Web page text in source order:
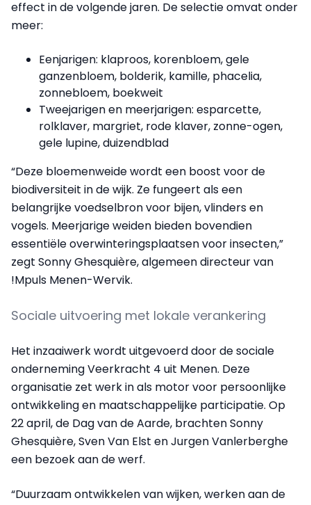
effect in de volgende jaren. De selectie omvat onder
meer:
Eenjarigen: klaproos, korenbloem, gele
ganzenbloem, bolderik, kamille, phacelia,
zonnebloem, boekweit
Tweejarigen en meerjarigen: esparcette,
rolklaver, margriet, rode klaver, zonne-ogen,
gele lupine, duizendblad
“Deze bloemenweide wordt een boost voor de
biodiversiteit in de wijk. Ze fungeert als een
belangrijke voedselbron voor bijen, vlinders en
vogels. Meerjarige weiden bieden bovendien
essentiële overwinteringsplaatsen voor insecten,”
zegt Sonny Ghesquière, algemeen directeur van
!Mpuls Menen-Wervik.
Sociale uitvoering met lokale verankering
Het inzaaiwerk wordt uitgevoerd door de sociale
onderneming Veerkracht 4 uit Menen. Deze
organisatie zet werk in als motor voor persoonlijke
ontwikkeling en maatschappelijke participatie. Op
22 april, de Dag van de Aarde, brachten Sonny
Ghesquière, Sven Van Elst en Jurgen Vanlerberghe
een bezoek aan de werf.
“Duurzaam ontwikkelen van wijken, werken aan de